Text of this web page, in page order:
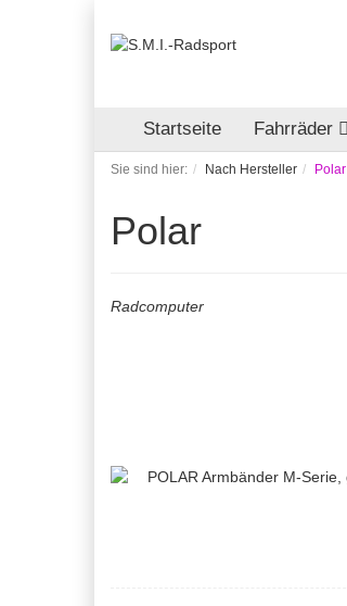
Startseite Fahrräder
Sie sind hier: Nach Hersteller Polar
Polar
Radcomputer